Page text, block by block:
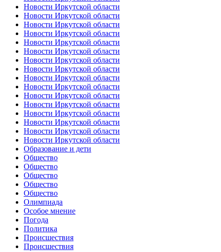
Новости Иркутской области
Новости Иркутской области
Новости Иркутской области
Новости Иркутской области
Новости Иркутской области
Новости Иркутской области
Новости Иркутской области
Новости Иркутской области
Новости Иркутской области
Новости Иркутской области
Новости Иркутской области
Новости Иркутской области
Новости Иркутской области
Новости Иркутской области
Новости Иркутской области
Новости Иркутской области
Образование и дети
Общество
Общество
Общество
Общество
Общество
Олимпиада
Особое мнение
Погода
Политика
Происшествия
Происшествия